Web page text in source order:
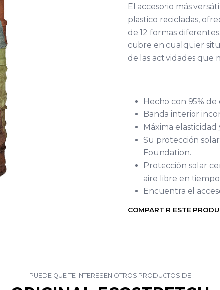
El accesorio más
plástico recicladas,
de 12 formas
cubre en cualquier
de las actividades que
Hecho con 95%
Banda interior
Máxima
Su protección
Foundation.
Protección solar
aire libre en tiempo
Encuentra el
COMPARTIR ESTE
PUEDE QUE TE INTERESEN OTROS PRODUCTOS DE